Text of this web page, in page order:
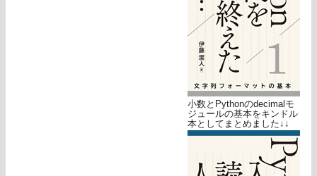
小数とPythonのdecimalモ
ジュールの基本をキンドル
本としてまとめました↓↓